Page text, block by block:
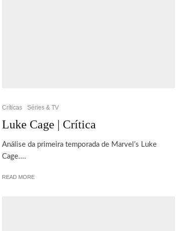
Críticas Séries & TV
Luke Cage | Crítica
Análise da primeira temporada de Marvel’s Luke
Cage....
READ MORE